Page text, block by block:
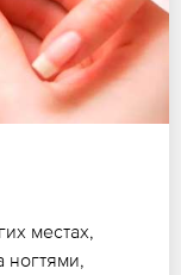
местах,
ногтями,